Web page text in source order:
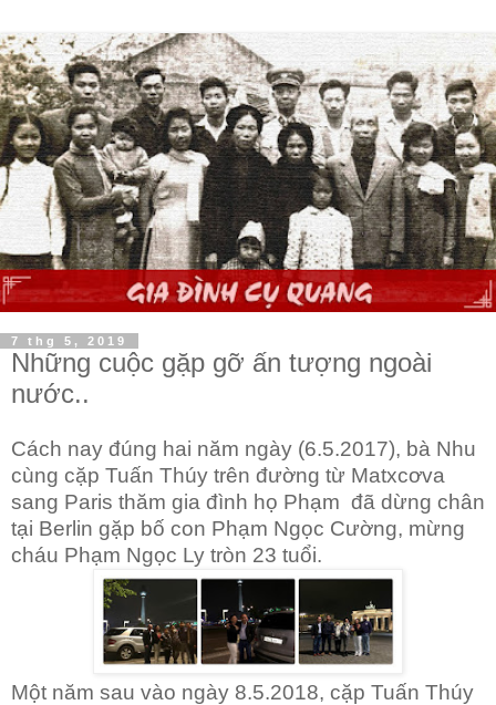
7 thg 5, 2019
Những cuộc gặp gỡ ấn tượng ngoài
nước..
Cách nay đúng hai năm ngày (6.5.2017), bà Nhu
cùng cặp Tuấn Thúy trên đường từ Matxcơva
sang Paris thăm gia đình họ Phạm đã dừng chân
tại Berlin gặp bố con Phạm Ngọc Cường, mừng
cháu Phạm Ngọc Ly tròn 23 tuổi.
Một năm sau vào ngày 8.5.2018, cặp Tuấn Thúy